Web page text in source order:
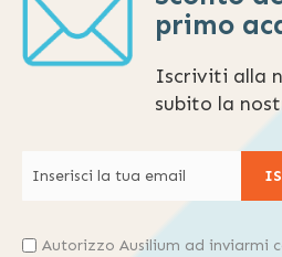
primo
Iscriviti alla
subito la
Autorizzo Ausilium ad inviarmi